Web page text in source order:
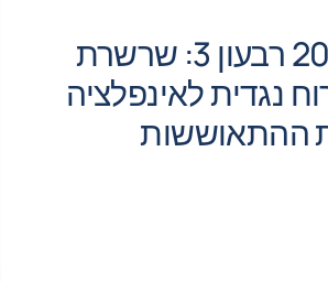
ברומטר 2021 רבעון 3: שרשרת
נגדית לאינפלציה
ההתאוששות